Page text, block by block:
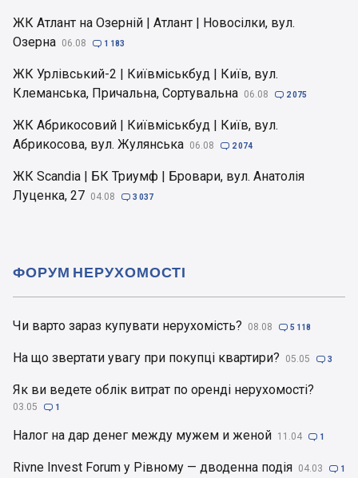
ЖК Атлант на Озерній | Атлант | Новосілки, вул.
Озерна 06.08  1 183
ЖК Урлівський-2 | Київміськбуд | Київ, вул.
Клеманська, Причальна, Сортувальна 06.08  2 075
ЖК Абрикосовий | Київміськбуд | Київ, вул.
Абрикосова, вул. Жулянська 06.08  2 074
ЖК Scandia | БК Триумф | Бровари, вул. Анатолія
Луценка, 27 04.08  3 037
Чи варто зараз купувати нерухомість? 08.08  5 118
На що звертати увагу при покупці квартири? 05.05  3
Як ви ведете облік витрат по оренді нерухомості?
03.05  1
Налог на дар денег между мужем и женой 11.04  1
Rivne Invest Forum у Рівному — дводенна подія 04.03  1
ФОРУМ НЕРУХОМОСТІ